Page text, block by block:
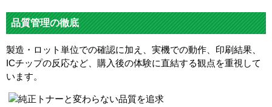
品質管理の徹底
製造・ロット単位での確認に加え、実機での動作、印刷結果、
ICチップの反応など、購入後の体験に直結する観点を重視して
います。